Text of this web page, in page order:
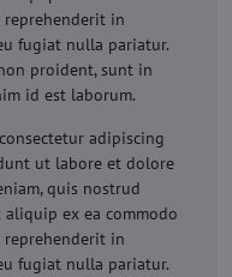
in
fugiat nulla pariatur.
proident, sunt in
id est laborum.
adipiscing
ut labore et dolore
quis nostrud
ex ea commodo
in
fugiat nulla pariatur.